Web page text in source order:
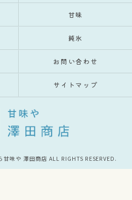
甘味
純氷
お問い合わせ
サイトマップ
味や 澤田商店 ALL RIGHTS RESERVED.